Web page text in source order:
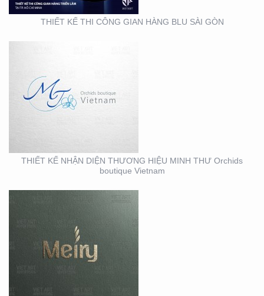
THIẾT KẾ THI CÔNG GIAN HÀNG BLU SÀI GÒN
THIẾT KẾ NHẬN DIỆN THƯƠNG HIỆU MINH THƯ Orchids
boutique Vietnam
THIẾT KẾ BỘ NHẬN
DIỆN THƯƠNG HIỆU
THIẾT KẾ THI CÔNG
MẶT DỰNG TẠI BÌNH
DƯƠNG – CỦA HÀNG